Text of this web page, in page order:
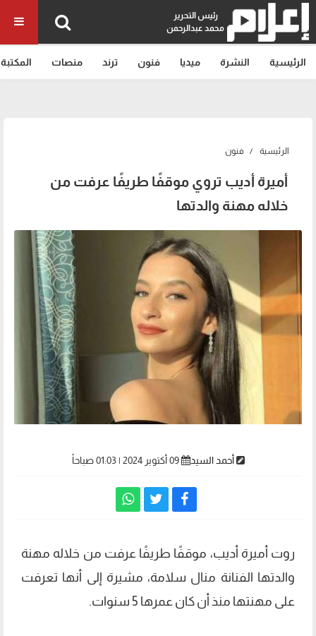
رئيس التحرير
محمد عبدالرحمن
الرئيسية النشرة ميديا فنون ترند منصات المكتبة
الرئيسية فنون
أميرة أديب تروي موقفًا طريفًا عرفت من
خلاله مهنة والدتها
أحمد السيد 09 أكتوبر 2024 | 01:03 صباحاً
روت أميرة أديب، موقفًا طريفًا عرفت من خلاله مهنة
والدتها الفنانة منال سلامة، مشيرة إلى أنها تعرفت
على مهنتها منذ أن كان عمرها 5 سنوات.